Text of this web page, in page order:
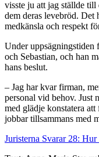
visste ju att jag ställde
dem deras levebröd. Det
medkänsla och respekt
Under uppsägningstiden
och Sebastian, och han
hans beslut.
– Jag har kvar firman,
personal vid behov. Just
med glädje konstatera
jobbar tillsammans med
Juristerna Svarar 28: